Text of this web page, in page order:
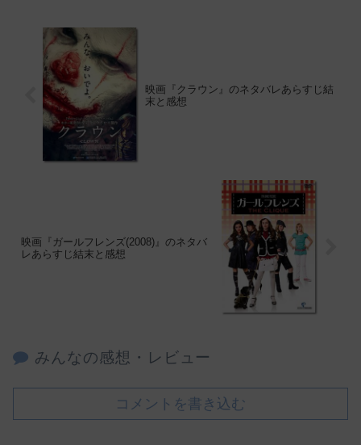
映画『クラウン』のネタバレあらすじ結
末と感想
映画『ガールフレンズ(2008)』のネタバ
レあらすじ結末と感想
みんなの感想・レビュー
コメントを書き込む